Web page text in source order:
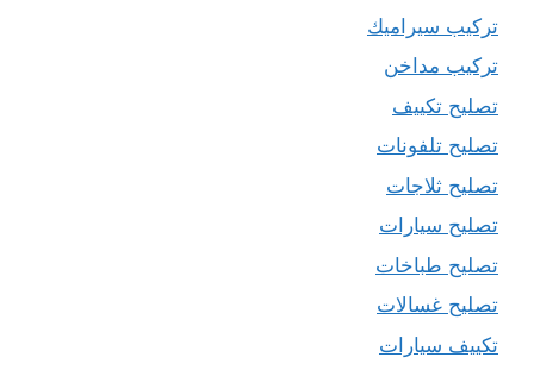
تركيب سيراميك
تركيب مداخن
تصليح تكييف
تصليح تلفونات
تصليح ثلاجات
تصليح سيارات
تصليح طباخات
تصليح غسالات
تكييف سيارات